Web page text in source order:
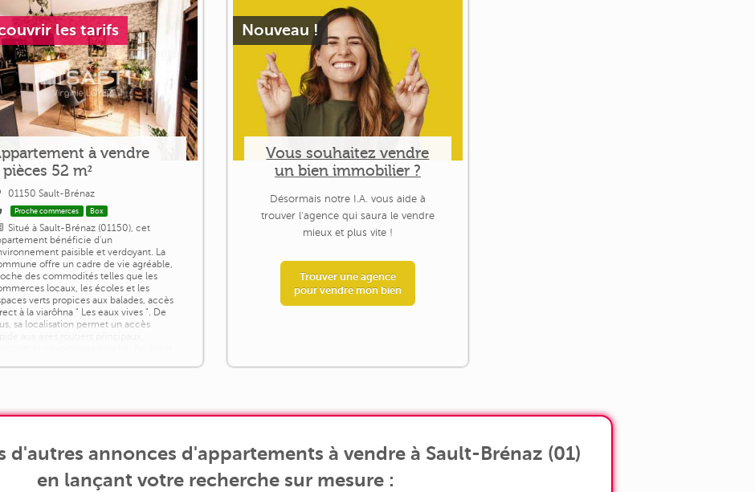
les tarifs
à vendre
pièces 52 m²
01150 Sault-Brénaz
Proche commerces Box
Situé à Sault-Brénaz (01150), cet
bénéficie d'un
paisible et verdoyant. La
offre un cadre de vie agréable,
des commodités telles que les
locaux, les écoles et les
verts propices aux balades, accès
à la viarôhna " Les eaux vives ". De
sa localisation permet un accès
Nouveau !
Vous souhaitez vendre
un bien immobilier ?
Désormais notre I.A. vous aide à
trouver l'agence qui saura le vendre
mieux et plus vite !
Trouver une agence
pour vendre mon bien
d'autres annonces d'appartements à vendre à Sault-Brénaz (01)
en lançant votre recherche sur mesure :